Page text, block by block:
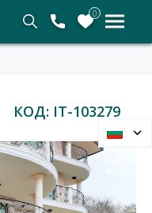
0
КОД: IT-103279